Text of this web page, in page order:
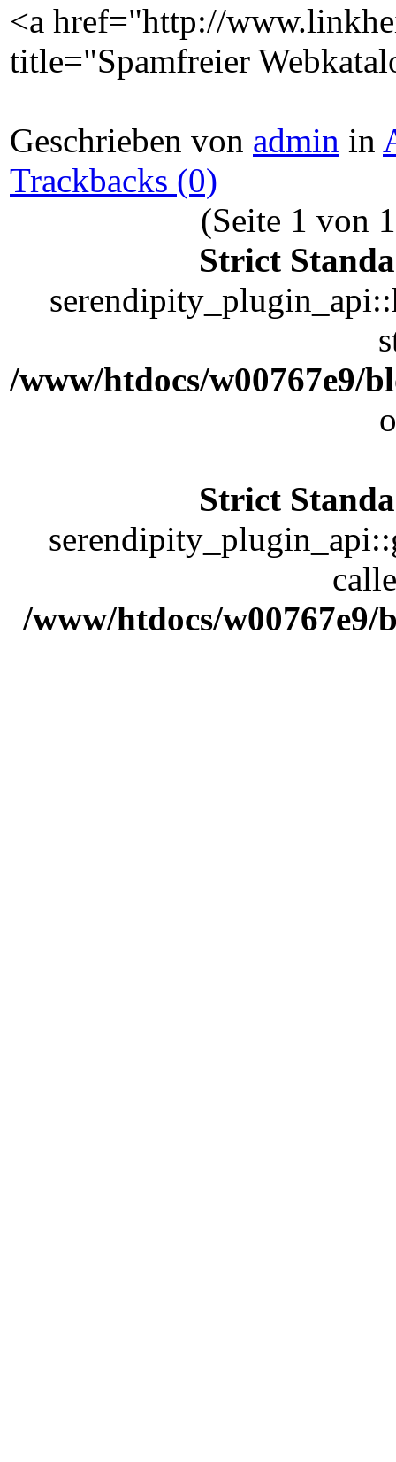
<a href="http://
title="Spamfreier
Geschrieben von admin in
Trackbacks (0)
(Seite 1 von
Strict
/www/htdocs/w00767e9/
Strict
/www/htdocs/